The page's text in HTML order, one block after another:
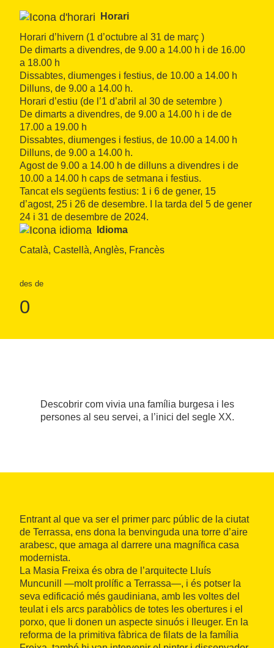
Horari
Horari d’hivern (1 d’octubre al 31 de març )
De dimarts a divendres, de 9.00 a 14.00 h i de 16.00
a 18.00 h
Dissabtes, diumenges i festius, de 10.00 a 14.00 h
Dilluns, de 9.00 a 14.00 h.
Horari d’estiu (de l’1 d’abril al 30 de setembre )
De dimarts a divendres, de 9.00 a 14.00 h i de de
17.00 a 19.00 h
Dissabtes, diumenges i festius, de 10.00 a 14.00 h
Dilluns, de 9.00 a 14.00 h.
Agost de 9.00 a 14.00 h de dilluns a divendres i de
10.00 a 14.00 h caps de setmana i festius.
Tancat els següents festius: 1 i 6 de gener, 15
d’agost, 25 i 26 de desembre. I la tarda del 5 de gener
24 i 31 de desembre de 2024.
Idioma
Català, Castellà, Anglès, Francès
des de
0
Descobrir com vivia una família burgesa i les
persones al seu servei, a l’inici del segle XX.
Entrant al que va ser el primer parc públic de la ciutat
de Terrassa, ens dona la benvinguda una torre d’aire
arabesc, que amaga al darrere una magnífica casa
modernista.
La Masia Freixa és obra de l’arquitecte Lluís
Muncunill —molt prolífic a Terrassa—, i és potser la
seva edificació més gaudiniana, amb les voltes del
teulat i els arcs parabòlics de totes les obertures i el
porxo, que li donen un aspecte sinuós i lleuger. En la
reforma de la primitiva fàbrica de filats de la família